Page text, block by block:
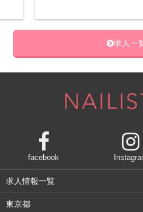
求人一
facebook
求人情報一覧
東京都